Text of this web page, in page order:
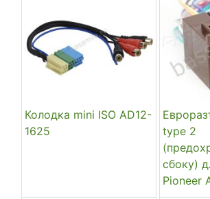
Колодка mini ISO AD12-
1625
type 2
сбоку)
Pioneer